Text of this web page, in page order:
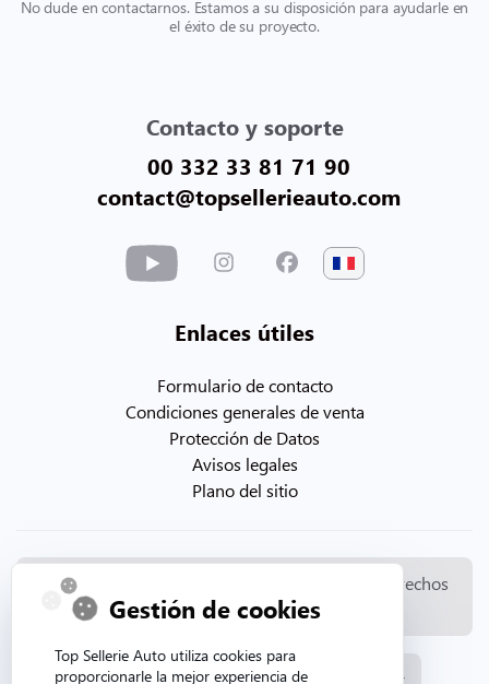
No dude en contactarnos. Estamos a su disposición para ayudarle en
el éxito de su proyecto.
Contacto y soporte
00 332 33 81 71 90
contact@topsellerieauto.com
Enlaces útiles
Formulario de contacto
Condiciones generales de venta
Protección de Datos
Avisos legales
Plano del sitio
© Copyright 2026. Topsellerieauto Todos los derechos
reservados
Gestión de cookies
Top Sellerie Auto utiliza cookies para
proporcionarle la mejor experiencia de